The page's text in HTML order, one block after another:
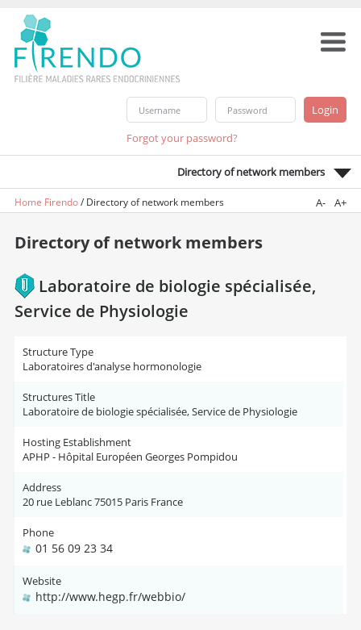
Forgot your password?
Directory of network members
Home Firendo/Directory of network members A- A+
Directory of network members
Laboratoire de biologie spécialisée,
Service de Physiologie
Structure Type
Laboratoires d'analyse hormonologie
Structures Title
Laboratoire de biologie spécialisée, Service de Physiologie
Hosting Establishment
APHP - Hôpital Européen Georges Pompidou
Address
20 rue Leblanc 75015 Paris France
Phone
01 56 09 23 34
Website
http://www.hegp.fr/webbio/